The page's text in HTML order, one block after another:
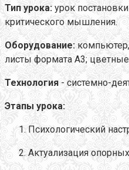
Тип урока: урок
критического мышления.
Оборудование:
листы формата А3;
Технология - системно-
Этапы урока:
Психологический
Актуализация